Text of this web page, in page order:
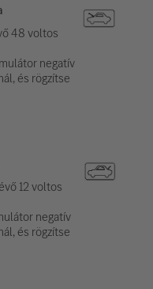
48 voltos
negatív
és rögzítse
12 voltos
negatív
és rögzítse